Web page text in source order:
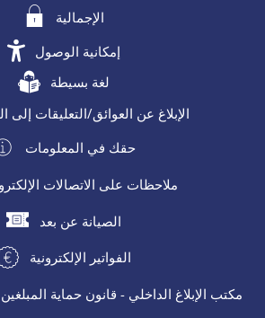
الإجمالية
إمكانية الوصول
لغة بسيطة
الإبلاغ عن العوائق/التعليقات إلى
حقك في المعلومات
ملاحظات على الاتصالات
الصيانة عن بعد
الفواتير الإلكترونية
مكتب الإبلاغ الداخلي - قانون حماية